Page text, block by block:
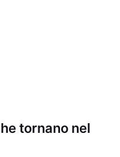
tornano nel